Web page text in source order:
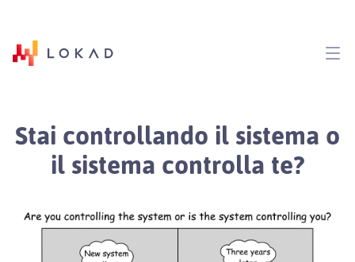
Stai controllando il sistema o
il sistema controlla te?